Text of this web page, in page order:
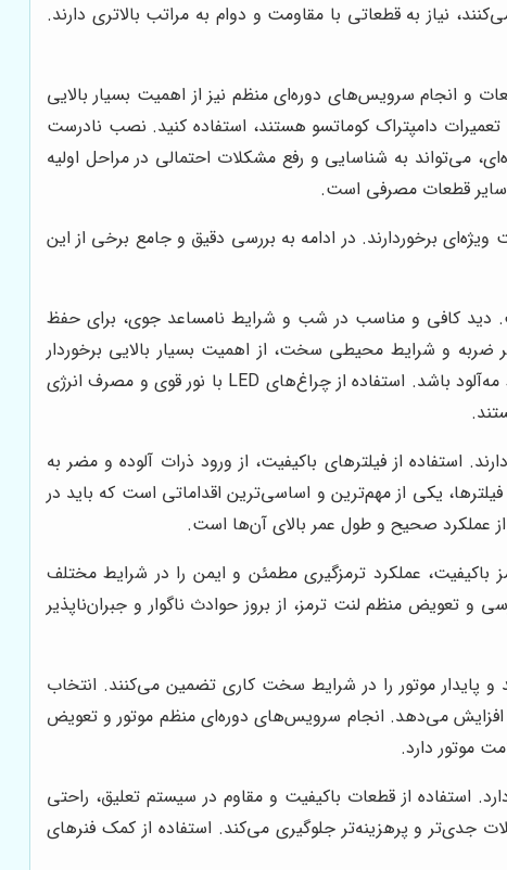
نیاز به قطعاتی با مقاومت و دوام به مراتب بالاتری دارند.
و انجام سرویس‌های دوره‌ای منظم نیز از اهمیت بسیار بالایی
دامپتراک کوماتسو هستند، استفاده کنید. نصب نادرست
به شناسایی و رفع مشکلات احتمالی در مراحل اولیه
سایر قطعات مصرفی است.
برخوردارند. در ادامه به بررسی دقیق و جامع برخی از این
دید کافی و مناسب در شب و شرایط نامساعد جوی، برای حفظ
ضربه و شرایط محیطی سخت، از اهمیت بسیار بالایی برخوردار
اصل و با کیفیت، می‌تواند تضمین کننده ایمنی در کار و افزایش دید در شب و شرایط مه‌آلود باشد. استفاده از چراغ‌های LED با نور قوی و مصرف انرژی
استفاده از فیلترهای باکیفیت، از ورود ذرات آلوده و مضر به
یکی از مهم‌ترین و اساسی‌ترین اقداماتی است که باید در
از عملکرد صحیح و طول عمر بالای آن‌ها است.
عملکرد ترمزگیری مطمئن و ایمن را در شرایط مختلف
تعویض منظم لنت ترمز، از بروز حوادث ناگوار و جبران‌ناپذیر
و پایدار موتور را در شرایط سخت کاری تضمین می‌کنند. انتخاب
افزایش می‌دهد. انجام سرویس‌های دوره‌ای منظم موتور و تعویض
موتور دارد.
استفاده از قطعات باکیفیت و مقاوم در سیستم تعلیق، راحتی
جدی‌تر و پرهزینه‌تر جلوگیری می‌کند. استفاده از کمک فنرهای